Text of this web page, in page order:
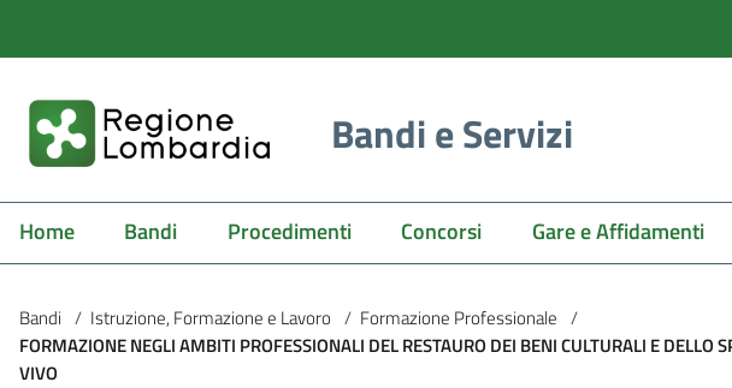
Bandi e Servizi
Home Bandi Procedimenti Concorsi Gare e Affidamenti
Bandi / Istruzione, Formazione e Lavoro / Formazione Professionale /
FORMAZIONE NEGLI AMBITI PROFESSIONALI DEL RESTAURO DEI BENI CULTURALI E DELLO
VIVO